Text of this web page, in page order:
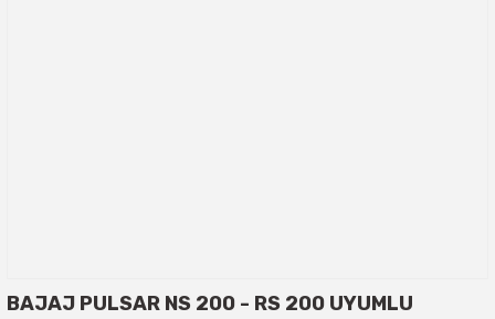
BAJAJ PULSAR NS 200 - RS 200 UYUMLU